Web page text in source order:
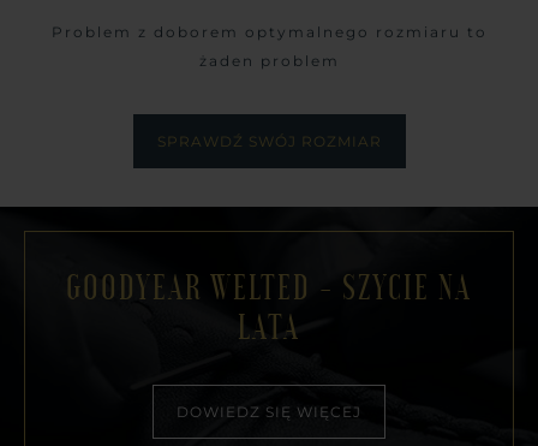
Problem z doborem optymalnego rozmiaru to
żaden problem
SPRAWDŹ SWÓJ ROZMIAR
GOODYEAR WELTED - SZYCIE NA
LATA
DOWIEDZ SIĘ WIĘCEJ